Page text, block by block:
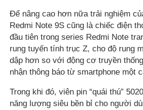
Để nâng cao hơn nữa trải nghiệm
Redmi Note 9S cũng là chiếc điện
đầu tiên trong series Redmi Note
rung tuyến tính trục Z, cho độ rung
dập hơn so với động cơ truyền
nhận thông báo từ smartphone một
Trong khi đó, viên pin “quái thú”
năng lượng siêu bền bỉ cho người